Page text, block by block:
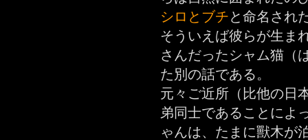
シロとブチと命名され
そういえば彼らが生ま
さんだったシャム猫（
た別の話である。
元々ご近所（比他の日
弟同士であることによ
ゃんは、たまに獸木が